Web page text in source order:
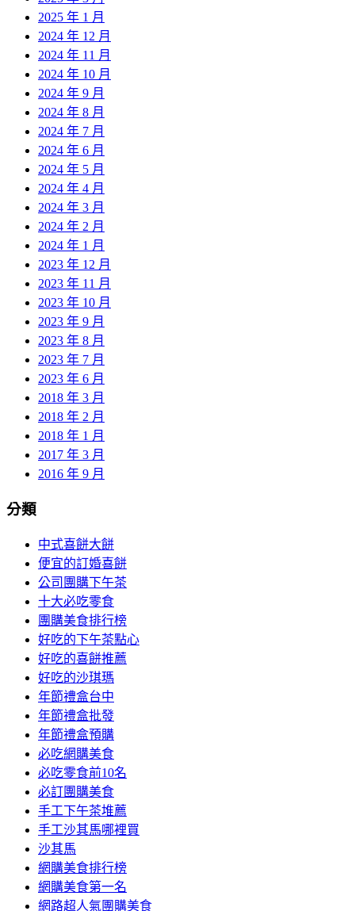
2025 年 1 月
2024 年 12 月
2024 年 11 月
2024 年 10 月
2024 年 9 月
2024 年 8 月
2024 年 7 月
2024 年 6 月
2024 年 5 月
2024 年 4 月
2024 年 3 月
2024 年 2 月
2024 年 1 月
2023 年 12 月
2023 年 11 月
2023 年 10 月
2023 年 9 月
2023 年 8 月
2023 年 7 月
2023 年 6 月
2018 年 3 月
2018 年 2 月
2018 年 1 月
2017 年 3 月
2016 年 9 月
分類
中式喜餅大餅
便宜的訂婚喜餅
公司團購下午茶
十大必吃零食
團購美食排行榜
好吃的下午茶點心
好吃的喜餅推薦
好吃的沙琪瑪
年節禮盒台中
年節禮盒批發
年節禮盒預購
必吃網購美食
必吃零食前10名
必訂團購美食
手工下午茶堆薦
手工沙其馬哪裡買
沙其馬
網購美食排行榜
網購美食第一名
網路超人氣團購美食